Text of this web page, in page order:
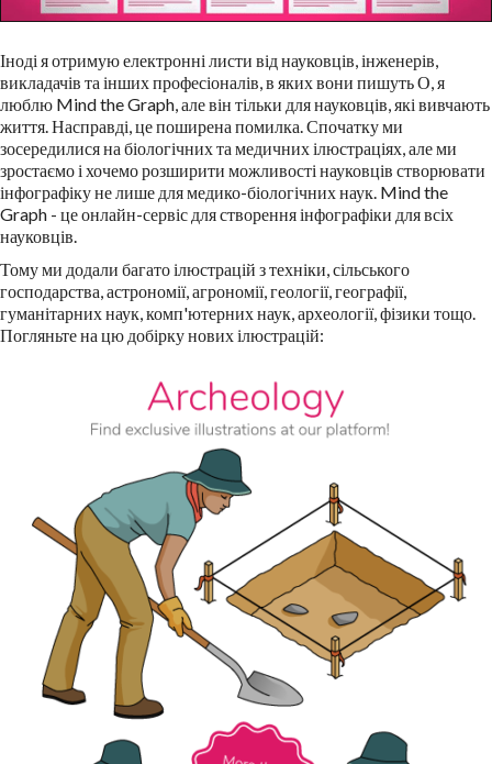
Іноді я отримую електронні листи від науковців, інженерів,
викладачів та інших професіоналів, в яких вони пишуть О, я
люблю Mind the Graph, але він тільки для науковців, які вивчають
життя. Насправді, це поширена помилка. Спочатку ми
зосередилися на біологічних та медичних ілюстраціях, але ми
зростаємо і хочемо розширити можливості науковців створювати
інфографіку не лише для медико-біологічних наук. Mind the
Graph - це онлайн-сервіс для створення інфографіки для всіх
науковців.
Тому ми додали багато ілюстрацій з техніки, сільського
господарства, астрономії, агрономії, геології, географії,
гуманітарних наук, комп'ютерних наук, археології, фізики тощо.
Погляньте на цю добірку нових ілюстрацій: